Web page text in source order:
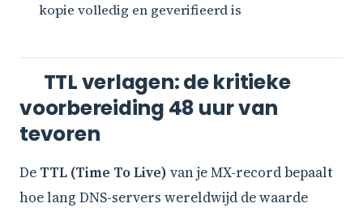
kopie volledig en geverifieerd is
TTL verlagen: de kritieke
voorbereiding 48 uur van
tevoren
De TTL (Time To Live) van je MX-record bepaalt
hoe lang DNS-servers wereldwijd de waarde